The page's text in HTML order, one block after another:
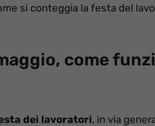
si conteggia la festa del
come
dei lavoratori, in via